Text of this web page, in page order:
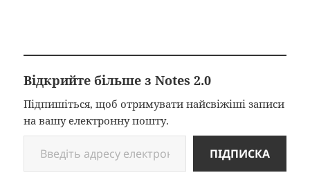
Відкрийте більше з Notes 2.0
Підпишіться, щоб отримувати найсвіжіші записи
на вашу електронну пошту.
Введіть адресу електронної пошти…
ПІДПИСКА